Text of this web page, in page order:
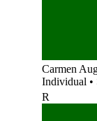
Carmen
Individual •
R